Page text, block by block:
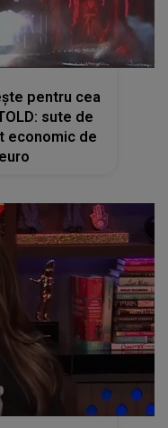
pentru cea
sute de
economic de